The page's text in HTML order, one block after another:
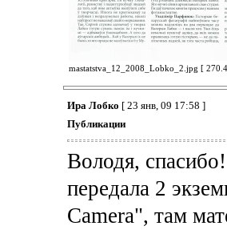
mastatstva_12_2008_Lobko_2.jpg [
Ира Лобко [ 23 янв, 09 17:58 ]
Публикации
Володя,
передала 2
Camera", там